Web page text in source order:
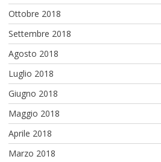
Ottobre 2018
Settembre 2018
Agosto 2018
Luglio 2018
Giugno 2018
Maggio 2018
Aprile 2018
Marzo 2018